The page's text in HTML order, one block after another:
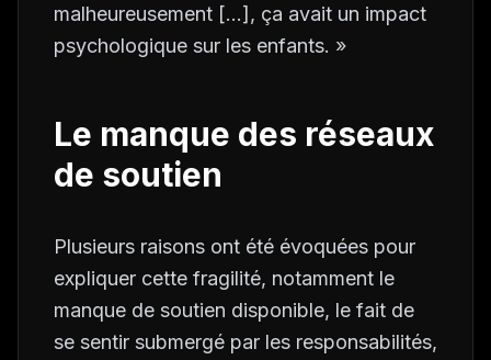
malheureusement […], ça avait un impact
psychologique sur les enfants. »
Le manque des réseaux
de soutien
Plusieurs raisons ont été évoquées pour
expliquer cette fragilité, notamment le
manque de soutien disponible, le fait de
se sentir submergé par les responsabilités,